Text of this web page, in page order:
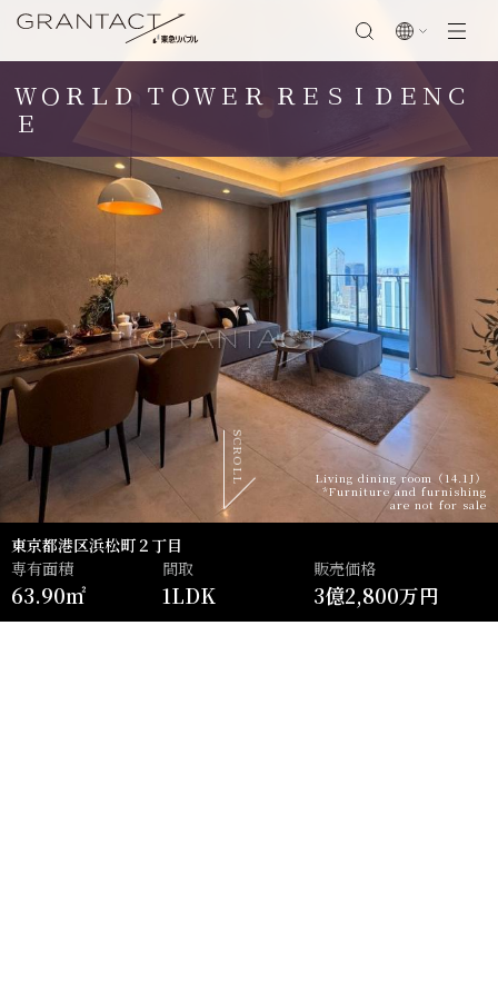
閉じる
ＷＯＲＬＤ ＴＯＷＥＲ ＲＥＳＩＤＥＮＣ
Ｅ
Living dining room（14.1J）
*Furniture and furnishing
are not for sale
SCROLL
東京都港区浜松町２丁目
専有面積
63.90㎡
間取
1LDK
販売価格
3億2,800万円